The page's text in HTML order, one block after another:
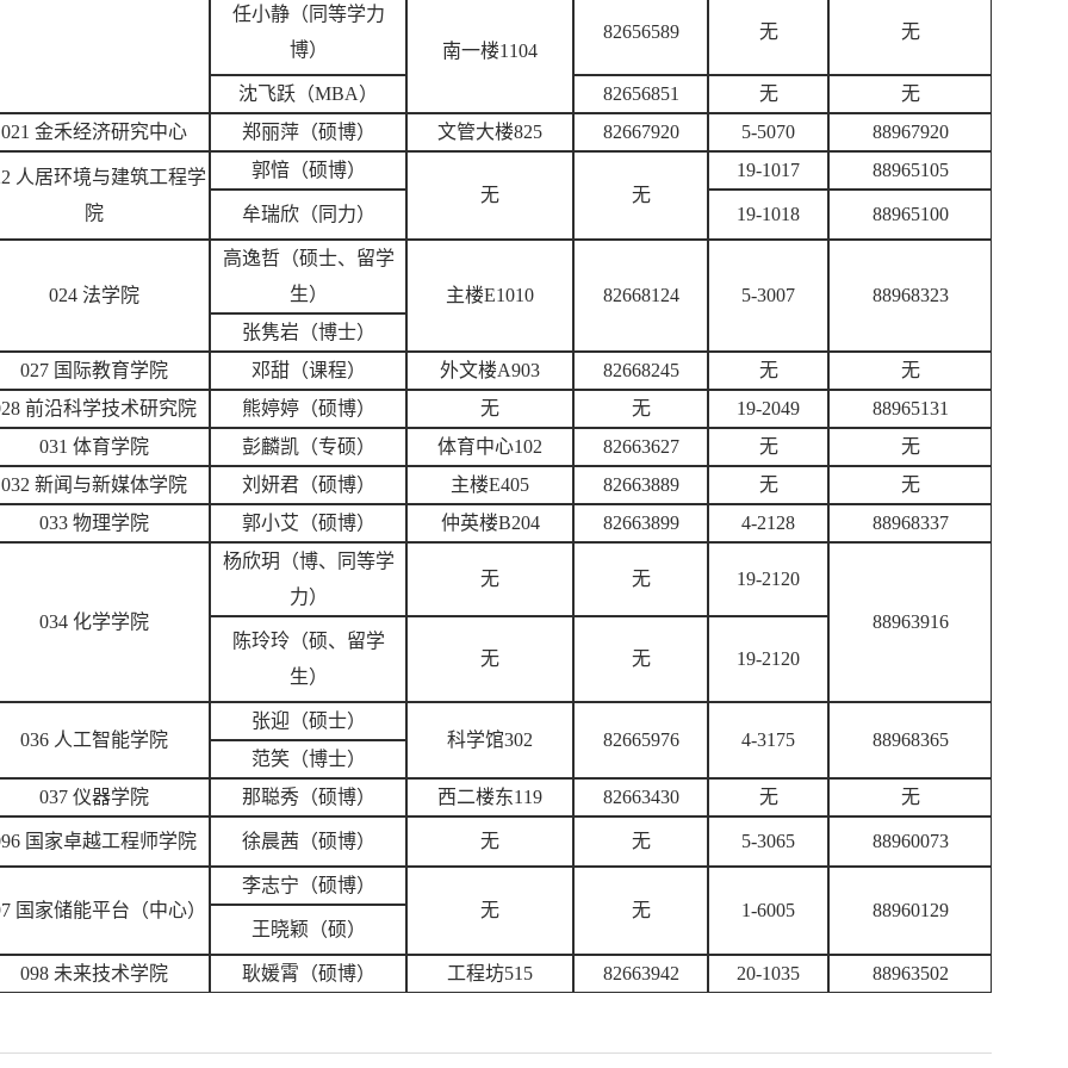
任小静（同等学力
博）
南一楼1104
82656589 无 无
沈飞跃（MBA） 82656851 无
无
021 金禾经济研究中心
郑丽萍（硕博） 文管大楼825 82667920 5-5070 88967920
人居环境与建筑工程学
院
郭愔（硕博）
无
无
19-1017 88965105
牟瑞欣（同力） 19-1018 88965100
024 法学院
高逸哲（硕士、留学
生）
主楼E1010 82668124 5-3007
88968323
张隽岩（博士）
027 国际教育学院
邓甜（课程） 外文楼A903 82668245 无
无
前沿科学技术研究院
熊婷婷（硕博） 无 无 19-2049
88965131
031 体育学院
彭麟凯（专硕） 体育中心102 82663627 无
无
032 新闻与新媒体学院
刘妍君（硕博） 主楼E405 82663889 无
无
033 物理学院
郭小艾（硕博） 仲英楼B204 82663899 4-2128 88968337
034 化学学院
杨欣玥（博、同等学
力）
无 无 19-2120
88963916
陈玲玲（硕、留学
生）
无 无 19-2120
036 人工智能学院
张迎（硕士）
科学馆302
82665976 4-3175
88968365
范笑（博士）
037 仪器学院
那聪秀（硕博） 西二楼东119 82663430 无 无
国家卓越工程师学院 徐晨茜（硕博） 无 无 5-3065 88960073
国家储能平台（中心）
李志宁（硕博）
无
无 1-6005
88960129
王晓颖（硕）
098 未来技术学院 耿媛霄（硕博） 工程坊515 82663942 20-1035 88963502